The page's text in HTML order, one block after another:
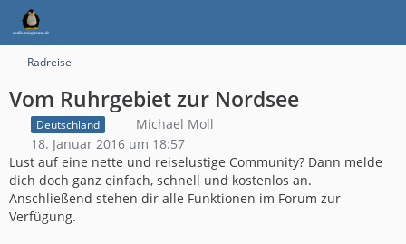
Radreise
Vom Ruhrgebiet zur Nordsee
Deutschland
Michael Moll
18. Januar 2016 um 18:57
Lust auf eine nette und reiselustige Community? Dann melde
dich doch ganz einfach, schnell und kostenlos an.
Anschließend stehen dir alle Funktionen im Forum zur
Verfügung.